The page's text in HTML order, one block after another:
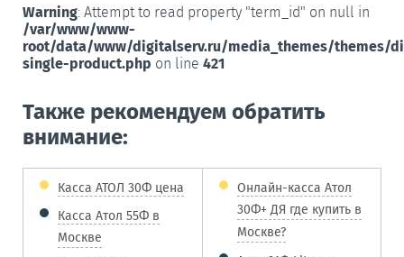
Warning: Attempt to read property "term_id" on null in
/var/www/www-
root/data/www/digitalserv.ru/media_themes/themes/
single-product.php on line 421
Также рекомендуем обратить
внимание:
Касса АТОЛ 30Ф цена
Касса Атол 55Ф в
Москве
Онлайн-касса Атол
30Ф+ ДЯ где купить в
Москве?